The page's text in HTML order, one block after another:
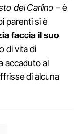
del Carlino – è
parenti si è
faccia il suo
di vita di
accaduto al
di alcuna